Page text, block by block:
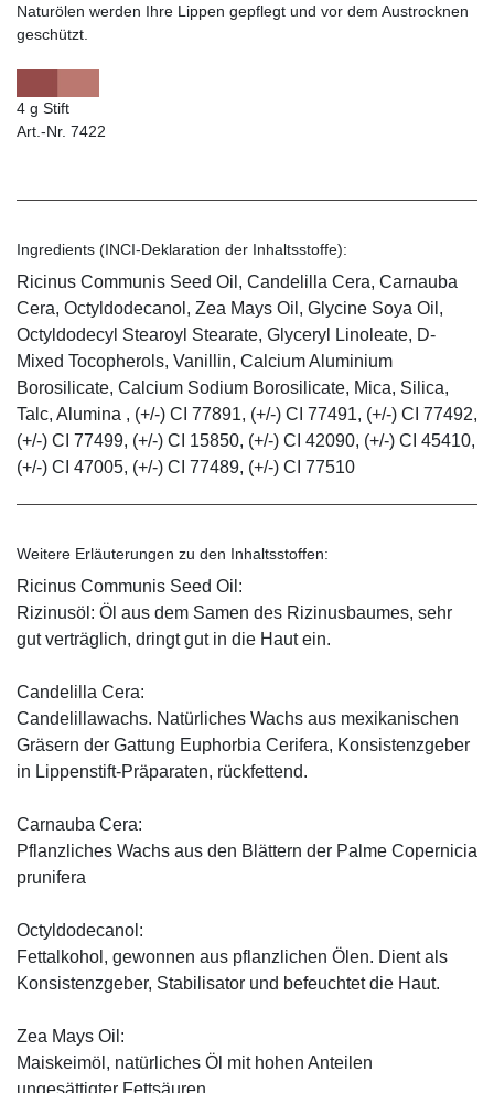
Naturölen werden Ihre Lippen gepflegt und vor dem Austrocknen
geschützt.
4 g Stift
Art.-Nr. 7422
Ingredients (INCI-Deklaration der Inhaltsstoffe):
Ricinus Communis Seed Oil, Candelilla Cera, Carnauba
Cera, Octyldodecanol, Zea Mays Oil, Glycine Soya Oil,
Octyldodecyl Stearoyl Stearate, Glyceryl Linoleate, D-
Mixed Tocopherols, Vanillin, Calcium Aluminium
Borosilicate, Calcium Sodium Borosilicate, Mica, Silica,
Talc, Alumina , (+/-) CI 77891, (+/-) CI 77491, (+/-) CI 77492,
(+/-) CI 77499, (+/-) CI 15850, (+/-) CI 42090, (+/-) CI 45410,
(+/-) CI 47005, (+/-) CI 77489, (+/-) CI 77510
Weitere Erläuterungen zu den Inhaltsstoffen:
Ricinus Communis Seed Oil:
Rizinusöl: Öl aus dem Samen des Rizinusbaumes, sehr
gut verträglich, dringt gut in die Haut ein.
Candelilla Cera:
Candelillawachs. Natürliches Wachs aus mexikanischen
Gräsern der Gattung Euphorbia Cerifera, Konsistenzgeber
in Lippenstift-Präparaten, rückfettend.
Carnauba Cera:
Pflanzliches Wachs aus den Blättern der Palme Copernicia
prunifera
Octyldodecanol:
Fettalkohol, gewonnen aus pflanzlichen Ölen. Dient als
Konsistenzgeber, Stabilisator und befeuchtet die Haut.
Zea Mays Oil:
Maiskeimöl, natürliches Öl mit hohen Anteilen
ungesättigter Fettsäuren